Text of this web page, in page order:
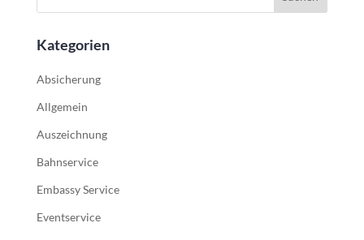
Kategorien
Absicherung
Allgemein
Auszeichnung
Bahnservice
Embassy Service
Eventservice